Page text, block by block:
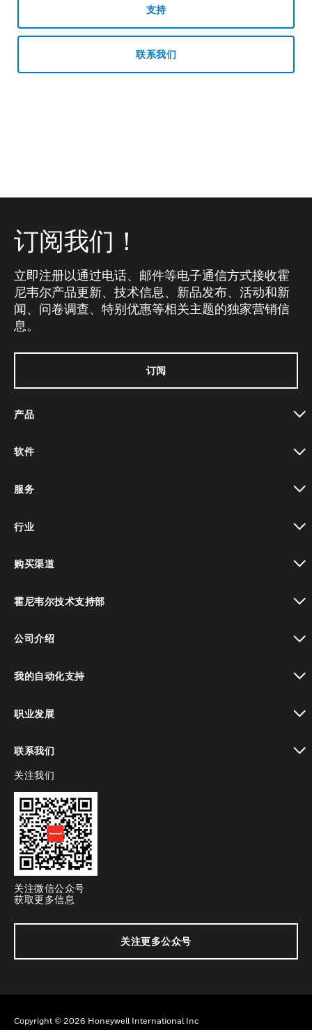
支持
联系我们
订阅我们！
立即注册以通过电话、邮件等电子通信方式接收霍
尼韦尔产品更新、技术信息、新品发布、活动和新
闻、问卷调查、特别优惠等相关主题的独家营销信
息。
订阅
产品
软件
服务
行业
购买渠道
霍尼韦尔技术支持部
公司介绍
我的自动化支持
职业发展
联系我们
toggle view
关注我们
关注微信公众号
获取更多信息
关注更多公众号
Copyright © 2026 Honeywell International Inc